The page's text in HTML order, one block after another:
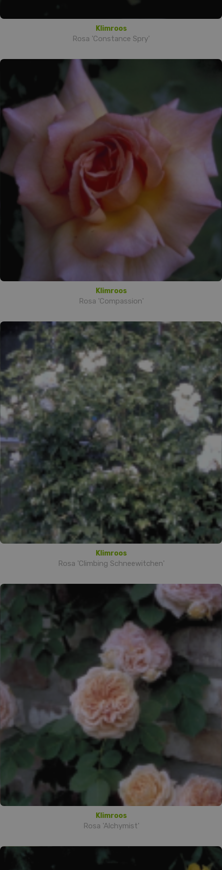
Klimroos
Rosa 'Constance Spry'
Klimroos
Rosa 'Compassion'
Klimroos
Rosa 'Climbing Schneewitchen'
Klimroos
Rosa 'Alchymist'